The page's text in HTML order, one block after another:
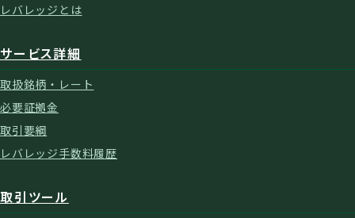
レバレッジとは
サービス詳細
取扱銘柄・レート
必要証拠金
取引要綱
レバレッジ手数料履歴
取引ツール